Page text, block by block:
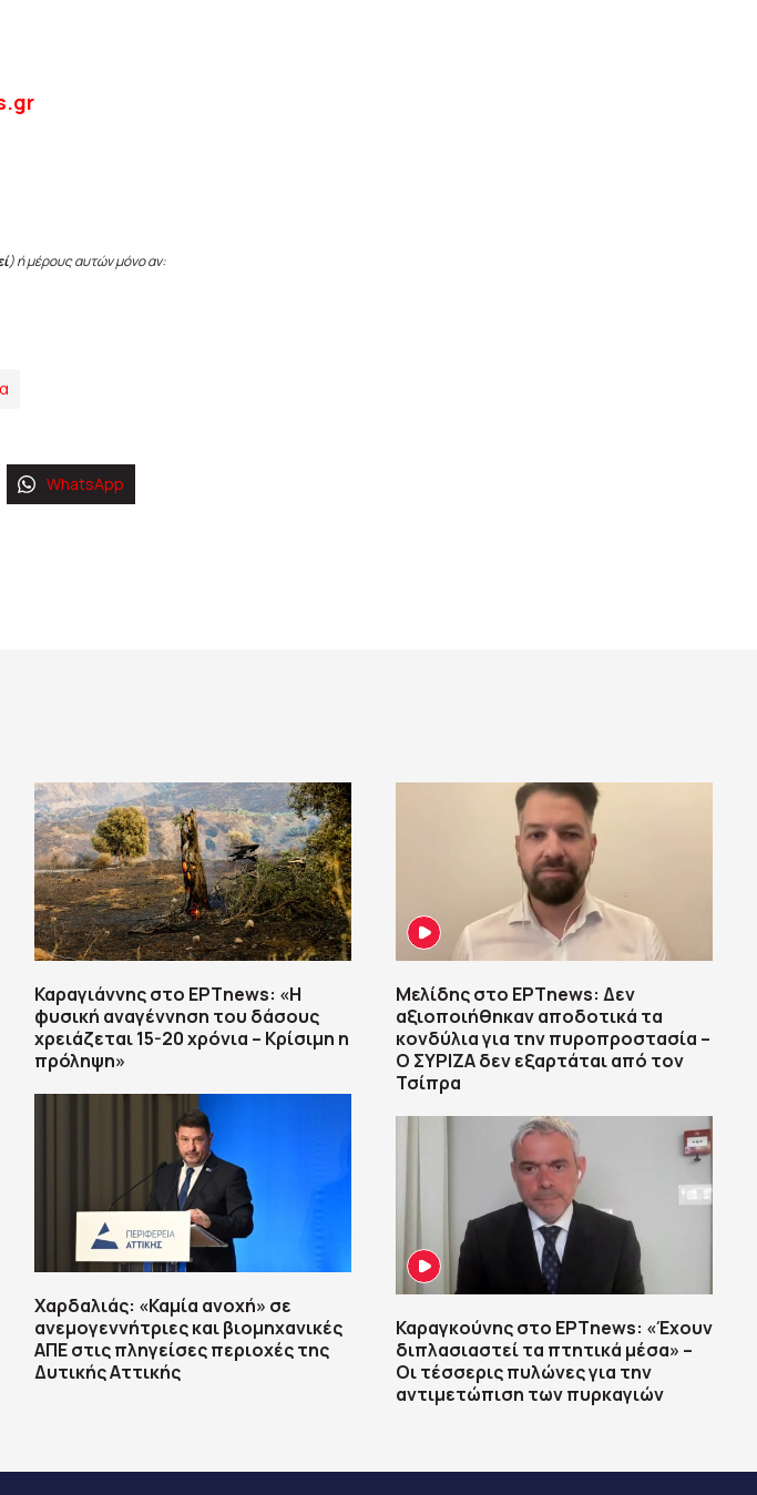
) ή μέρους αυτών μόνο αν:
WhatsApp
Καραγιάννης στο ΕΡΤnews: «Η
φυσική αναγέννηση του δάσους
χρειάζεται 15-20 χρόνια – Κρίσιμη η
πρόληψη»
Χαρδαλιάς: «Καμία ανοχή» σε
ανεμογεννήτριες και βιομηχανικές
ΑΠΕ στις πληγείσες περιοχές της
Δυτικής Αττικής
Μελίδης στο ΕΡΤnews: Δεν
αξιοποιήθηκαν αποδοτικά τα
κονδύλια για την πυροπροστασία –
Ο ΣΥΡΙΖΑ δεν εξαρτάται από τον
Τσίπρα
Καραγκούνης στο ΕΡΤnews: «Έχουν
διπλασιαστεί τα πτητικά μέσα» –
Οι τέσσερις πυλώνες για την
αντιμετώπιση των πυρκαγιών